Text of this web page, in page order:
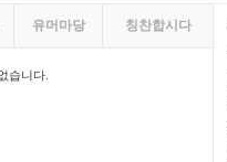
유머마당 칭찬합시다
습니다.